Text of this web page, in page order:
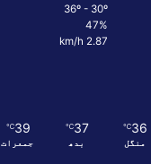
36º - 30º
47%
2.87 km/h
36
℃
منگل
37
℃
بدھ
39
℃
جمعرات